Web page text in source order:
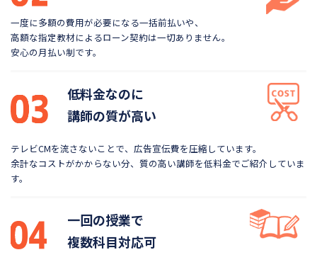
一度に多額の費用が必要になる一括前払いや、
高額な指定教材によるローン契約は一切ありません。
安心の月払い制です。
低料金なのに
講師の質が高い
テレビCMを流さないことで、広告宣伝費を圧縮しています。
余計なコストがかからない分、質の高い講師を低料金でご紹介していま
す。
一回の授業で
複数科目対応可